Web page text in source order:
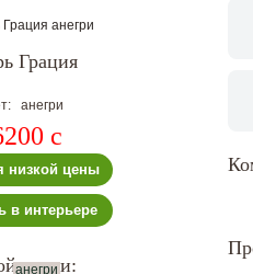
Грация
анегри
c
низкой цены
в интерьере
серии:
анегри